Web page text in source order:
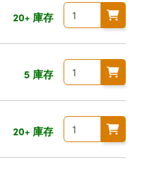
20+ 庫存
5 庫存
20+ 庫存